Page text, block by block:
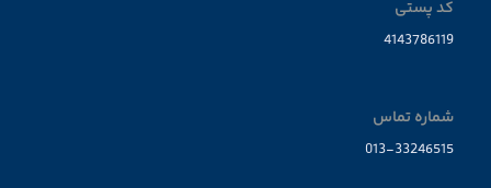
کد پستی
4143786119
شماره تماس
013-33246515